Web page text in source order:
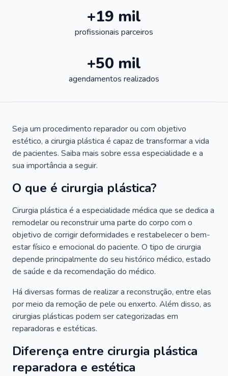
+19 mil
profissionais parceiros
+50 mil
agendamentos realizados
Seja um procedimento reparador ou com objetivo
estético, a cirurgia plástica é capaz de transformar a vida
de pacientes. Saiba mais sobre essa especialidade e a
sua importância a seguir.
O que é cirurgia plástica?
Cirurgia plástica é a especialidade médica que se dedica a
remodelar ou reconstruir uma parte do corpo com o
objetivo de corrigir deformidades e restabelecer o bem-
estar físico e emocional do paciente. O tipo de cirurgia
depende principalmente do seu histórico médico, estado
de saúde e da recomendação do médico.
Há diversas formas de realizar a reconstrução, entre elas
por meio da remoção de pele ou enxerto. Além disso, as
cirurgias plásticas podem ser categorizadas em
reparadoras e estéticas.
Diferença entre cirurgia plástica
reparadora e estética